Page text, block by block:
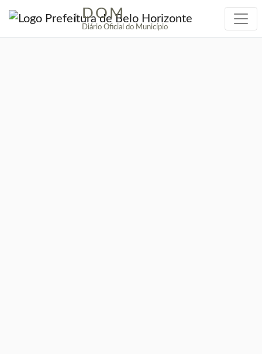
| DOM
Diário Oficial do Município